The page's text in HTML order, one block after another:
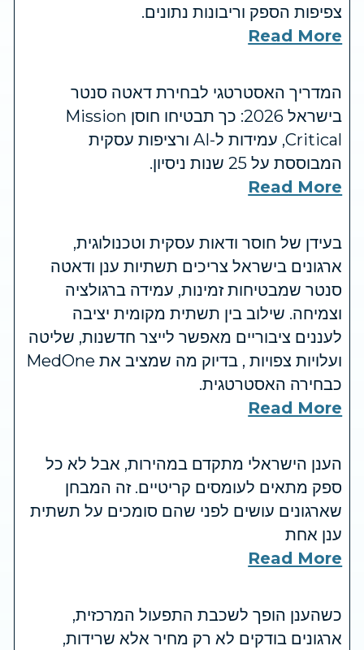
צפיפות הספק וריבונות נתונים.
Read More
המדריך האסטרטגי לבחירת דאטה סנטר
בישראל 2026: כך תבטיחו חוסן Mission
Critical, עמידות ל-AI ורציפות עסקית
המבוססת על 25 שנות ניסיון.
Read More
בעידן של חוסר ודאות עסקית וטכנולוגית,
ארגונים בישראל צריכים תשתיות ענן ודאטה
סנטר שמבטיחות זמינות, עמידה ברגולציה
וצמיחה. שילוב בין תשתית מקומית יציבה
לעננים ציבוריים מאפשר לייצר חדשנות, שליטה
ועלויות צפויות , בדיוק מה שמציב את MedOne
כבחירה האסטרטגית.
Read More
הענן הישראלי מתקדם במהירות, אבל לא כל
ספק מתאים לעומסים קריטיים. זה המבחן
שארגונים עושים לפני שהם סומכים על תשתית
ענן אחת
Read More
כשהענן הופך לשכבת התפעול המרכזית,
ארגונים בודקים לא רק מחיר אלא שרידות,